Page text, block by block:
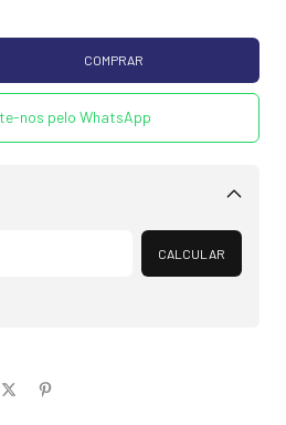
nos pelo WhatsApp
Alterar CEP
CALCULAR